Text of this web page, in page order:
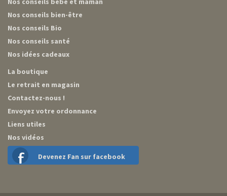
Nos conseils bien-être
Nos conseils Bio
Nos conseils santé
Nos idées cadeaux
La boutique
Le retrait en magasin
Contactez-nous !
Envoyez votre ordonnance
Liens utiles
Nos vidéos
Devenez Fan sur facebook